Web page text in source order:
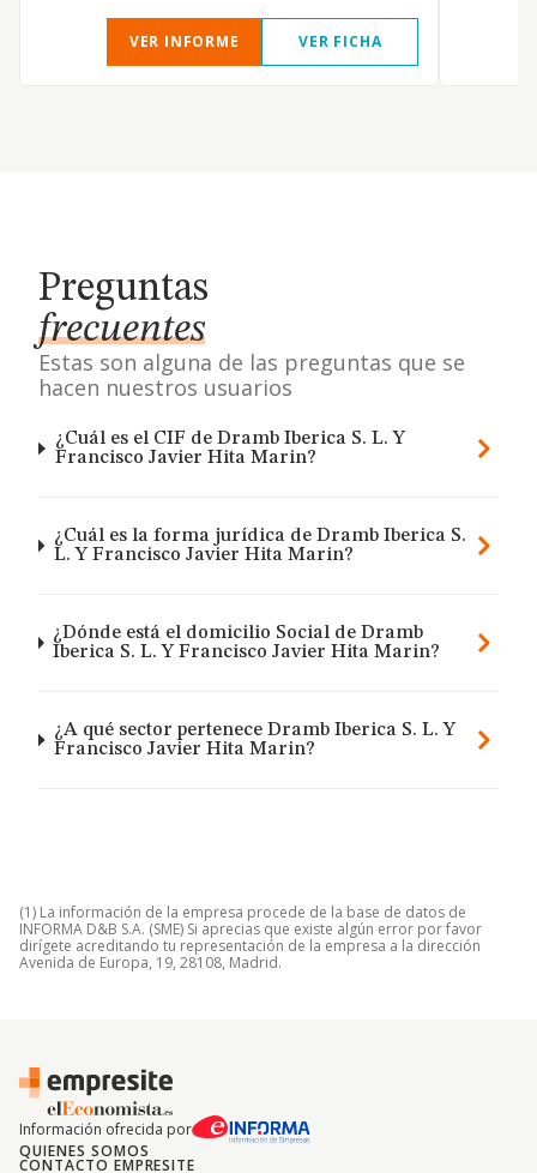
VER INFORME VER FICHA
Preguntas
frecuentes
Estas son alguna de las preguntas que se
hacen nuestros usuarios
¿Cuál es el CIF de Dramb Iberica S. L. Y
Francisco Javier Hita Marin?
¿Cuál es la forma jurídica de Dramb Iberica S.
L. Y Francisco Javier Hita Marin?
¿Dónde está el domicilio Social de Dramb
Iberica S. L. Y Francisco Javier Hita Marin?
¿A qué sector pertenece Dramb Iberica S. L. Y
Francisco Javier Hita Marin?
(1) La información de la empresa procede de la base de datos de
INFORMA D&B S.A. (SME) Si aprecias que existe algún error por favor
dirígete acreditando tu representación de la empresa a la dirección
Avenida de Europa, 19, 28108, Madrid.
Información ofrecida por
QUIENES SOMOS
CONTACTO EMPRESITE